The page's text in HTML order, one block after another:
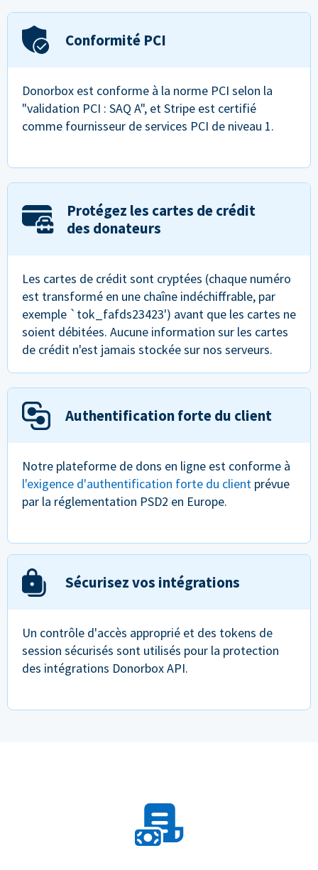
Conformité PCI
Donorbox est conforme à la norme PCI selon la
"validation PCI : SAQ A", et Stripe est certifié
comme fournisseur de services PCI de niveau 1.
Protégez les cartes de crédit
des donateurs
Les cartes de crédit sont cryptées (chaque numéro
est transformé en une chaîne indéchiffrable, par
exemple `tok_fafds23423') avant que les cartes ne
soient débitées. Aucune information sur les cartes
de crédit n'est jamais stockée sur nos serveurs.
Authentification forte du client
Notre plateforme de dons en ligne est conforme à
l'exigence d'authentification forte du client prévue
par la réglementation PSD2 en Europe.
Sécurisez vos intégrations
Un contrôle d'accès approprié et des tokens de
session sécurisés sont utilisés pour la protection
des intégrations Donorbox API.